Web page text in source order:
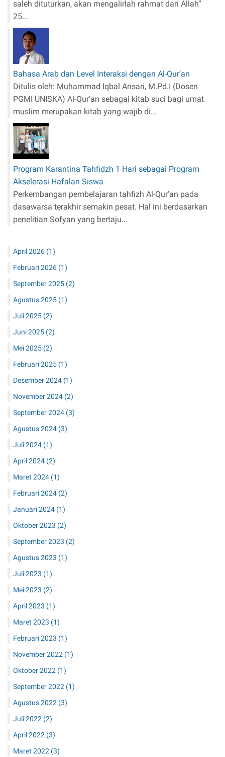
saleh dituturkan, akan mengalirlah rahmat dari Allah”
25...
Bahasa Arab dan Level Interaksi dengan Al-Qur’an
Ditulis oleh: Muhammad Iqbal Ansari, M.Pd.I (Dosen
PGMI UNISKA) Al-Qur’an sebagai kitab suci bagi umat
muslim merupakan kitab yang wajib di...
Program Karantina Tahfidzh 1 Hari sebagai Program
Akselerasi Hafalan Siswa
Perkembangan pembelajaran tahfizh Al-Qur’an pada
dasawarsa terakhir semakin pesat. Hal ini berdasarkan
penelitian Sofyan yang bertaju...
April 2026 (1)
Februari 2026 (1)
September 2025 (2)
Agustus 2025 (1)
Juli 2025 (2)
Juni 2025 (2)
Mei 2025 (2)
Februari 2025 (1)
Desember 2024 (1)
November 2024 (2)
September 2024 (3)
Agustus 2024 (3)
Juli 2024 (1)
April 2024 (2)
Maret 2024 (1)
Februari 2024 (2)
Januari 2024 (1)
Oktober 2023 (2)
September 2023 (2)
Agustus 2023 (1)
Juli 2023 (1)
Mei 2023 (2)
April 2023 (1)
Maret 2023 (1)
Februari 2023 (1)
November 2022 (1)
Oktober 2022 (1)
September 2022 (1)
Agustus 2022 (3)
Juli 2022 (2)
April 2022 (3)
Maret 2022 (3)